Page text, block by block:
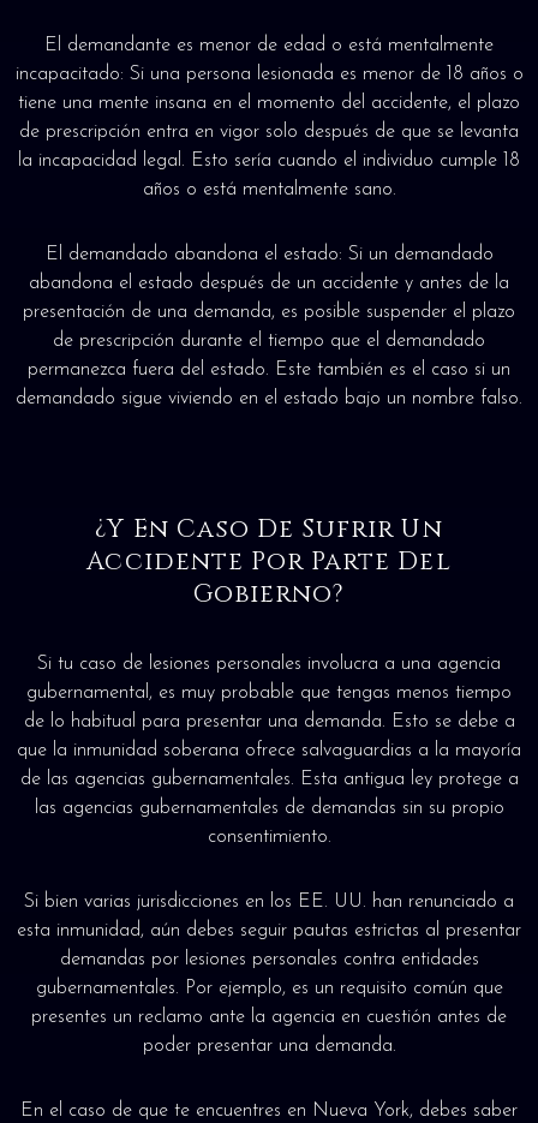
El demandante es menor de edad o está mentalmente
incapacitado: Si una persona lesionada es menor de 18 años o
tiene una mente insana en el momento del accidente, el plazo
de prescripción entra en vigor solo después de que se levanta
la incapacidad legal. Esto sería cuando el individuo cumple 18
años o está mentalmente sano.
El demandado abandona el estado: Si un demandado
abandona el estado después de un accidente y antes de la
presentación de una demanda, es posible suspender el plazo
de prescripción durante el tiempo que el demandado
permanezca fuera del estado. Este también es el caso si un
demandado sigue viviendo en el estado bajo un nombre falso.
¿Y En Caso De Sufrir Un
Accidente Por Parte Del
Gobierno?
Si tu caso de lesiones personales involucra a una agencia
gubernamental, es muy probable que tengas menos tiempo
de lo habitual para presentar una demanda. Esto se debe a
que la inmunidad soberana ofrece salvaguardias a la mayoría
de las agencias gubernamentales. Esta antigua ley protege a
las agencias gubernamentales de demandas sin su propio
consentimiento.
Si bien varias jurisdicciones en los EE. UU. han renunciado a
esta inmunidad, aún debes seguir pautas estrictas al presentar
demandas por lesiones personales contra entidades
gubernamentales. Por ejemplo, es un requisito común que
presentes un reclamo ante la agencia en cuestión antes de
poder presentar una demanda.
En el caso de que te encuentres en Nueva York, debes saber